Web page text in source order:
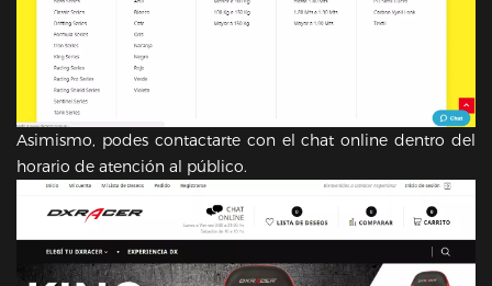
Asimismo, podes contactarte con el chat online dentro del
horario de atención al público.